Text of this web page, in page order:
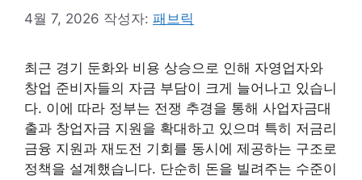
4월 7, 2026 작성자: 패브릭
최근 경기 둔화와 비용 상승으로 인해 자영업자와
창업 준비자들의 자금 부담이 크게 늘어나고 있습니
다. 이에 따라 정부는 전쟁 추경을 통해 사업자금대
출과 창업자금 지원을 확대하고 있으며 특히 저금리
금융 지원과 재도전 기회를 동시에 제공하는 구조로
정책을 설계했습니다. 단순히 돈을 빌려주는 수준이